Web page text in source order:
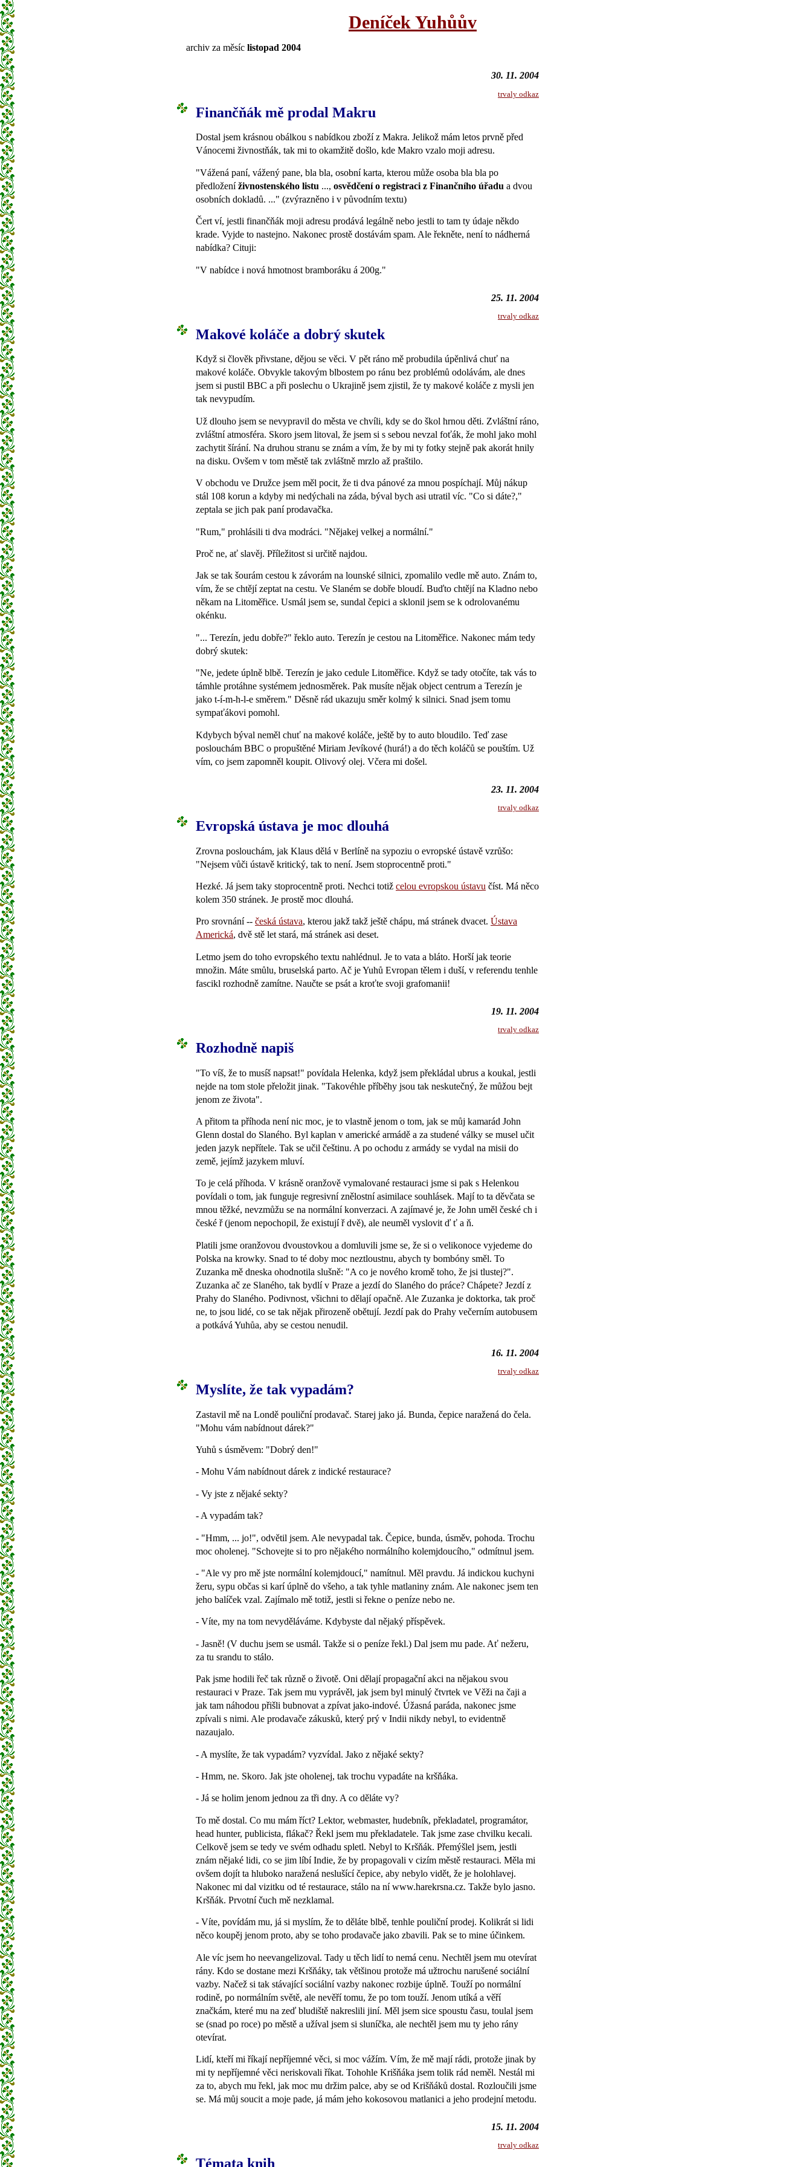
Deníček Yuhůův
archiv za měsíc listopad 2004
30. 11. 2004
trvaly odkaz
Finančňák mě prodal Makru
Dostal jsem krásnou obálkou s nabídkou zboží z Makra. Jelikož mám letos prvně před
Vánocemi živnostňák, tak mi to okamžitě došlo, kde Makro vzalo moji adresu.
"Vážená paní, vážený pane, bla bla, osobní karta, kterou může osoba bla bla po
předloženíživnostenského listu ..., osvědčení o registraci z Finančního úřadu a dvou
osobních dokladů. ..." (zvýrazněno i v původním textu)
Čert ví, jestli finančňák moji adresu prodává legálně nebo jestli to tam ty údaje někdo
krade. Vyjde to nastejno. Nakonec prostě dostávám spam. Ale řekněte, není to nádherná
nabídka? Cituji:
"V nabídce i nová hmotnost bramboráku á 200g."
25. 11. 2004
trvaly odkaz
Makové koláče a dobrý skutek
Když si člověk přivstane, dějou se věci. V pět ráno mě probudila úpěnlivá chuť na
makové koláče. Obvykle takovým blbostem po ránu bez problémů odolávám, ale dnes
jsem si pustil BBC a při poslechu o Ukrajině jsem zjistil, že ty makové koláče z mysli jen
tak nevypudím.
Už dlouho jsem se nevypravil do města ve chvíli, kdy se do škol hrnou děti. Zvláštní ráno,
zvláštní atmosféra. Skoro jsem litoval, že jsem si s sebou nevzal foťák, že mohl jako mohl
zachytit šírání. Na druhou stranu se znám a vím, že by mi ty fotky stejně pak akorát hnily
na disku. Ovšem v tom městě tak zvláštně mrzlo až praštilo.
V obchodu ve Družce jsem měl pocit, že ti dva pánové za mnou pospíchají. Můj nákup
stál 108 korun a kdyby mi nedýchali na záda, býval bych asi utratil víc. "Co si dáte?,"
zeptala se jich pak paní prodavačka.
"Rum," prohlásili ti dva modráci. "Nějakej velkej a normální."
Proč ne, ať slavěj. Příležitost si určitě najdou.
Jak se tak šourám cestou k závorám na lounské silnici, zpomalilo vedle mě auto. Znám to,
vím, že se chtějí zeptat na cestu. Ve Slaném se dobře bloudí. Buďto chtějí na Kladno nebo
někam na Litoměřice. Usmál jsem se, sundal čepici a sklonil jsem se k odrolovanému
okénku.
"... Terezín, jedu dobře?" řeklo auto. Terezín je cestou na Litoměřice. Nakonec mám tedy
dobrý skutek:
"Ne, jedete úplně blbě. Terezín je jako cedule Litoměřice. Když se tady otočíte, tak vás to
támhle protáhne systémem jednosměrek. Pak musíte nějak object centrum a Terezín je
jako t-í-m-h-l-e směrem." Děsně rád ukazuju směr kolmý k silnici. Snad jsem tomu
sympaťákovi pomohl.
Kdybych býval neměl chuť na makové koláče, ještě by to auto bloudilo. Teď zase
poslouchám BBC o propuštěné Miriam Jevíkové (hurá!) a do těch koláčů se pouštím. Už
vím, co jsem zapomněl koupit. Olivový olej. Včera mi došel.
23. 11. 2004
trvaly odkaz
Evropská ústava je moc dlouhá
Zrovna poslouchám, jak Klaus dělá v Berlíně na sypoziu o evropské ústavě vzrůšo:
"Nejsem vůči ústavě kritický, tak to není. Jsem stoprocentně proti."
Hezké. Já jsem taky stoprocentně proti. Nechci totiž celou evropskou ústavu číst. Má něco
kolem 350 stránek. Je prostě moc dlouhá.
Pro srovnání -- česká ústava, kterou jakž takž ještě chápu, má stránek dvacet. Ústava
Americká, dvě stě let stará, má stránek asi deset.
Letmo jsem do toho evropského textu nahlédnul. Je to vata a bláto. Horší jak teorie
množin. Máte smůlu, bruselská parto. Ač je Yuhů Evropan tělem i duší, v referendu tenhle
fascikl rozhodně zamítne. Naučte se psát a kroťte svoji grafomanii!
19. 11. 2004
trvaly odkaz
Rozhodně napiš
"To víš, že to musíš napsat!" povídala Helenka, když jsem překládal ubrus a koukal, jestli
nejde na tom stole přeložit jinak. "Takovéhle příběhy jsou tak neskutečný, že můžou bejt
jenom ze života".
A přitom ta příhoda není nic moc, je to vlastně jenom o tom, jak se můj kamarád John
Glenn dostal do Slaného. Byl kaplan v americké armádě a za studené války se musel učit
jeden jazyk nepřítele. Tak se učil češtinu. A po ochodu z armády se vydal na misii do
země, jejímž jazykem mluví.
To je celá příhoda. V krásně oranžově vymalované restauraci jsme si pak s Helenkou
povídali o tom, jak funguje regresivní znělostní asimilace souhlásek. Mají to ta děvčata se
mnou těžké, nevzmůžu se na normální konverzaci. A zajímavé je, že John uměl české ch i
české ř (jenom nepochopil, že existují ř dvě), ale neuměl vyslovit ď ť a ň.
Platili jsme oranžovou dvoustovkou a domluvili jsme se, že si o velikonoce vyjedeme do
Polska na krowky. Snad to té doby moc neztloustnu, abych ty bombóny směl. To
Zuzanka mě dneska ohodnotila slušně: "A co je nového kromě toho, že jsi tlustej?".
Zuzanka ač ze Slaného, tak bydlí v Praze a jezdí do Slaného do práce? Chápete? Jezdí z
Prahy do Slaného. Podivnost, všichni to dělají opačně. Ale Zuzanka je doktorka, tak proč
ne, to jsou lidé, co se tak nějak přirozeně obětují. Jezdí pak do Prahy večerním autobusem
a potkává Yuhůa, aby se cestou nenudil.
16. 11. 2004
trvaly odkaz
Myslíte, že tak vypadám?
Zastavil mě na Londě pouliční prodavač. Starej jako já. Bunda, čepice naražená do čela.
"Mohu vám nabídnout dárek?"
Yuhů s úsměvem: "Dobrý den!"
- Mohu Vám nabídnout dárek z indické restaurace?
- Vy jste z nějaké sekty?
- A vypadám tak?
- "Hmm, ... jo!", odvětil jsem. Ale nevypadal tak. Čepice, bunda, úsměv, pohoda. Trochu
moc oholenej. "Schovejte si to pro nějakého normálního kolemjdoucího," odmítnul jsem.
- "Ale vy pro mě jste normální kolemjdoucí," namítnul. Měl pravdu. Já indickou kuchyni
žeru, sypu občas si karí úplně do všeho, a tak tyhle matlaniny znám. Ale nakonec jsem ten
jeho balíček vzal. Zajímalo mě totiž, jestli si řekne o peníze nebo ne.
- Víte, my na tom nevyděláváme. Kdybyste dal nějaký příspěvek.
- Jasně! (V duchu jsem se usmál. Takže si o peníze řekl.) Dal jsem mu pade. Ať nežeru,
za tu srandu to stálo.
Pak jsme hodili řeč tak různě o životě. Oni dělají propagační akci na nějakou svou
restauraci v Praze. Tak jsem mu vyprávěl, jak jsem byl minulý čtvrtek ve Věži na čaji a
jak tam náhodou přišli bubnovat a zpívat jako-indové. Úžasná paráda, nakonec jsme
zpívali s nimi. Ale prodavače zákusků, který prý v Indii nikdy nebyl, to evidentně
nazaujalo.
- A myslíte, že tak vypadám? vyzvídal. Jako z nějaké sekty?
- Hmm, ne. Skoro. Jak jste oholenej, tak trochu vypadáte na kršňáka.
- Já se holim jenom jednou za tři dny. A co děláte vy?
To mě dostal. Co mu mám říct? Lektor, webmaster, hudebník, překladatel, programátor,
head hunter, publicista, flákač? Řekl jsem mu překladatele. Tak jsme zase chvilku kecali.
Celkově jsem se tedy ve svém odhadu spletl. Nebyl to Kršňák. Přemýšlel jsem, jestli
znám nějaké lidi, co se jim líbí Indie, že by propagovali v cizím městě restauraci. Měla mi
ovšem dojít ta hluboko naražená neslušící čepice, aby nebylo vidět, že je holohlavej.
Nakonec mi dal vizitku od té restaurace, stálo na ní www.harekrsna.cz. Takže bylo jasno.
Kršňák. Prvotní čuch mě nezklamal.
- Víte, povídám mu, já si myslím, že to děláte blbě, tenhle pouliční prodej. Kolikrát si lidi
něco koupěj jenom proto, aby se toho prodavače jako zbavili. Pak se to mine účinkem.
Ale víc jsem ho neevangelizoval. Tady u těch lidí to nemá cenu. Nechtěl jsem mu otevírat
rány. Kdo se dostane mezi Kršňáky, tak většinou protože má užtrochu narušené sociální
vazby. Načež si tak stávající sociální vazby nakonec rozbije úplně. Touží po normální
rodině, po normálním světě, ale nevěří tomu, že po tom touží. Jenom utíká a věří
značkám, které mu na zeď bludiště nakreslili jiní. Měl jsem sice spoustu času, toulal jsem
se (snad po roce) po městě a užíval jsem si sluníčka, ale nechtěl jsem mu ty jeho rány
otevírat.
Lidí, kteří mi říkají nepříjemné věci, si moc vážím. Vím, že mě mají rádi, protože jinak by
mi ty nepříjemné věci neriskovali říkat. Tohohle Krišňáka jsem tolik rád neměl. Nestál mi
za to, abych mu řekl, jak moc mu držim palce, aby se od Krišňáků dostal. Rozloučili jsme
se. Má můj soucit a moje pade, já mám jeho kokosovou matlanici a jeho prodejní metodu.
15. 11. 2004
trvaly odkaz
Témata knih